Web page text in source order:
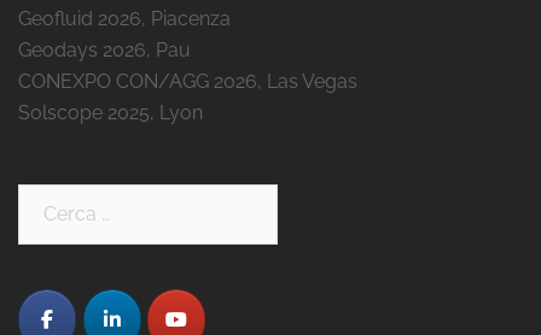
Geofluid 2026, Piacenza
Geodays 2026, Pau
CONEXPO CON/AGG 2026, Las Vegas
Solscope 2025, Lyon